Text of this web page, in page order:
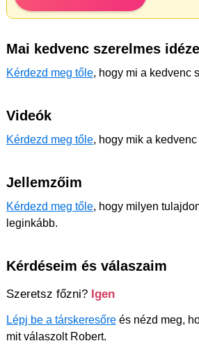
Mai kedvenc szerelmes
Kérdezd meg tőle, hogy mi a kedvenc
Videók
Kérdezd meg tőle, hogy mik a
Jellemzőim
Kérdezd meg tőle, hogy milyen
leginkább.
Kérdéseim és válaszaim
Szeretsz főzni? Igen
Lépj be a társkeresőre és nézd meg,
mit válaszolt Robert.